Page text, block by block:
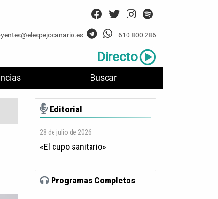
Buscar
610 800 286
Directo
Editorial
28 de julio de 2026
«El cupo sanitario»
Programas Completos